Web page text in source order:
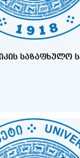
ᲡᲐᲖᲐᲤᲮᲣᲚᲝ